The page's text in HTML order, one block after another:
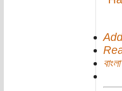
বাংলা